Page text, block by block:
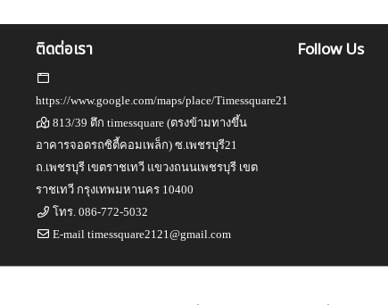
ติดต่อเรา
https://www.google.com/maps/place/Timessquare21
813/39 ตึก timessquare (ตรงข้ามทางขึ้น
อาคารจอดรถซิตี้คอมเพล็ก) ซ.เพชรบุรี21
ถ.เพชรบุรี เขตราชเทวี แขวงถนนเพชรบุรี เขต
ราชเทวี กรุงเทพมหานคร 10400
โทร.086-772-5032
E-mailtimessquare2121@gmail.com
Follow Us